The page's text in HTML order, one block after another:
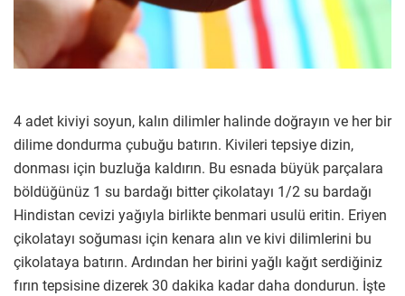
4 adet kiviyi soyun, kalın dilimler halinde doğrayın ve her bir
dilime dondurma çubuğu batırın. Kivileri tepsiye dizin,
donması için buzluğa kaldırın. Bu esnada büyük parçalara
böldüğünüz 1 su bardağı bitter çikolatayı 1/2 su bardağı
Hindistan cevizi yağıyla birlikte benmari usulü eritin. Eriyen
çikolatayı soğuması için kenara alın ve kivi dilimlerini bu
çikolataya batırın. Ardından her birini yağlı kağıt serdiğiniz
fırın tepsisine dizerek 30 dakika kadar daha dondurun. İşte